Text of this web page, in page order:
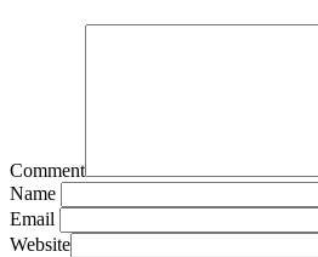
Comment
Name
Email
Website